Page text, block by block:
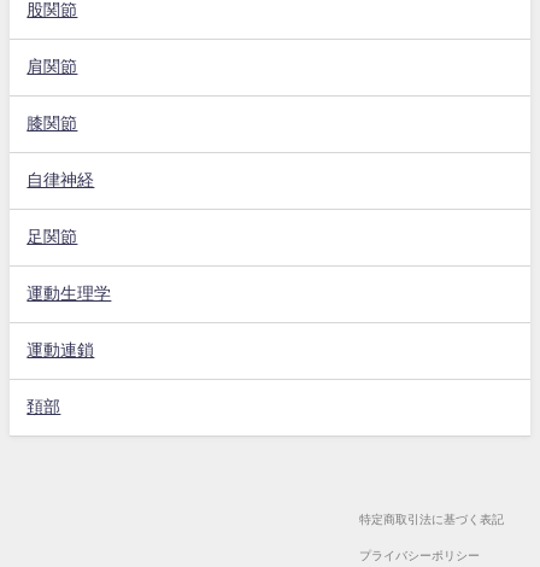
股関節
肩関節
膝関節
自律神経
足関節
運動生理学
運動連鎖
頚部
特定商取引法に基づく表記
プライバシーポリシー